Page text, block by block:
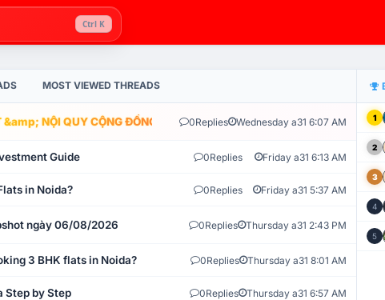
Ctrl K
MOST VIEWED THREADS
NỘI QUY CỘNG ĐỒNG VLIKE.VN: HỆ THỐNG GIÁM SÁT TỰ
0Replies Wednesday a31 6:07 AM
Guide 0Replies Friday a31 6:13 AM
in Noida? 0Replies Friday a31 5:37 AM
ngày 06/08/2026 0Replies Thursday a31 2:43 PM
3 BHK flats in Noida? 0Replies Thursday a31 8:01 AM
Step by Step 0Replies Thursday a31 6:57 AM
1
2
3
4
5